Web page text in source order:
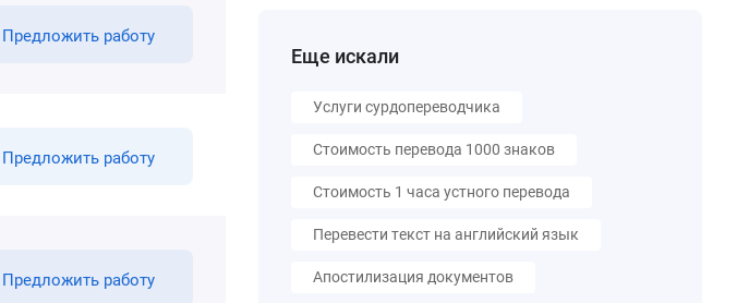
Предложить работу
Предложить работу
Предложить работу
Еще искали
Услуги сурдопереводчика
Стоимость перевода 1000 знаков
Стоимость 1 часа устного перевода
Перевести текст на английский язык
Апостилизация документов